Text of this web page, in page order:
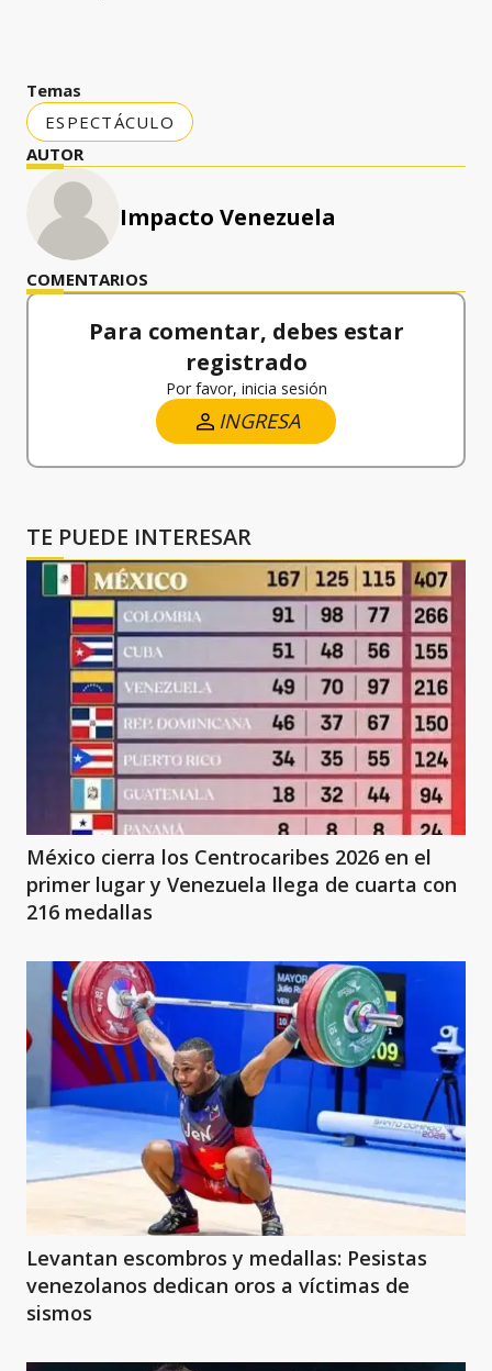
Temas
ESPECTÁCULO
AUTOR
Impacto Venezuela
COMENTARIOS
Para comentar, debes estar
registrado
Por favor, inicia sesión
INGRESA
TE PUEDE INTERESAR
México cierra los Centrocaribes 2026 en el
primer lugar y Venezuela llega de cuarta con
216 medallas
Levantan escombros y medallas: Pesistas
venezolanos dedican oros a víctimas de
sismos